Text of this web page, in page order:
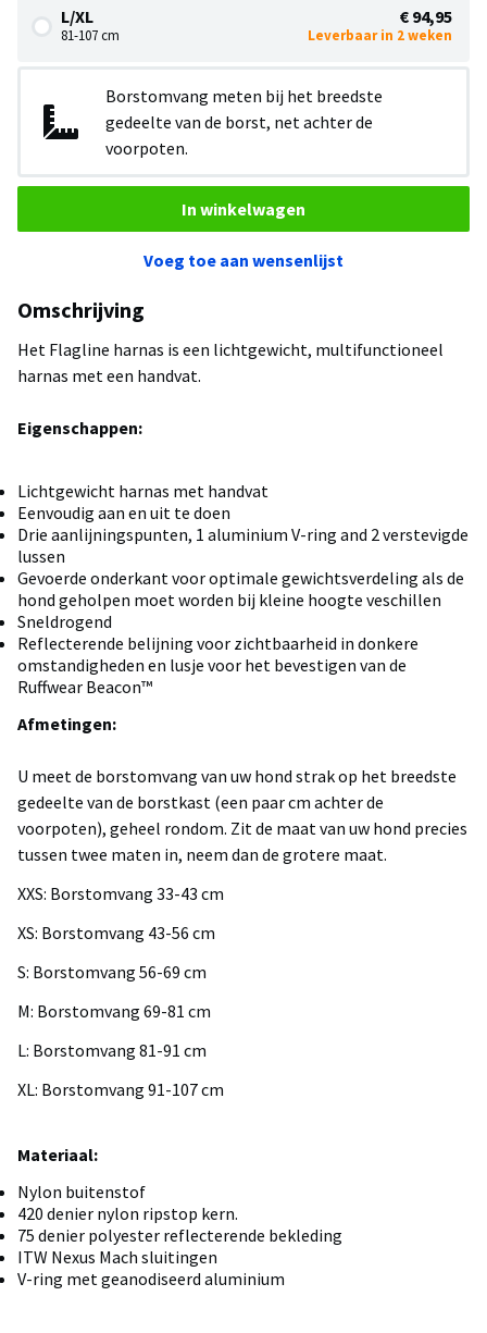
L/XL
81-107 cm
€ 94,95
Leverbaar in 2 weken
Borstomvang meten bij het breedste
gedeelte van de borst, net achter de
voorpoten.
In winkelwagen
Voeg toe aan wensenlijst
Omschrijving
Het Flagline harnas is een lichtgewicht, multifunctioneel
harnas met een handvat.
Eigenschappen:
Lichtgewicht harnas met handvat
Eenvoudig aan en uit te doen
Drie aanlijningspunten, 1 aluminium V-ring and 2 verstevigde
lussen
Gevoerde onderkant voor optimale gewichtsverdeling als de
hond geholpen moet worden bij kleine hoogte veschillen
Sneldrogend
Reflecterende belijning voor zichtbaarheid in donkere
omstandigheden en lusje voor het bevestigen van de
Ruffwear Beacon™
Afmetingen:
U meet de borstomvang van uw hond strak op het breedste
gedeelte van de borstkast (een paar cm achter de
voorpoten), geheel rondom. Zit de maat van uw hond precies
tussen twee maten in, neem dan de grotere maat.
XXS: Borstomvang 33-43 cm
XS: Borstomvang 43-56 cm
S: Borstomvang 56-69 cm
M: Borstomvang 69-81 cm
L: Borstomvang 81-91 cm
XL: Borstomvang 91-107 cm
Materiaal:
Nylon buitenstof
420 denier nylon ripstop kern.
75 denier polyester reflecterende bekleding
ITW Nexus Mach sluitingen
V-ring met geanodiseerd aluminium